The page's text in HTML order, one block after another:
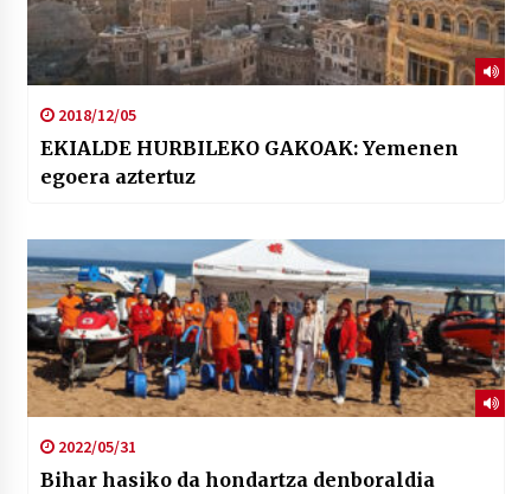
2018/12/05
EKIALDE HURBILEKO GAKOAK: Yemenen
egoera aztertuz
2022/05/31
Bihar hasiko da hondartza denboraldia